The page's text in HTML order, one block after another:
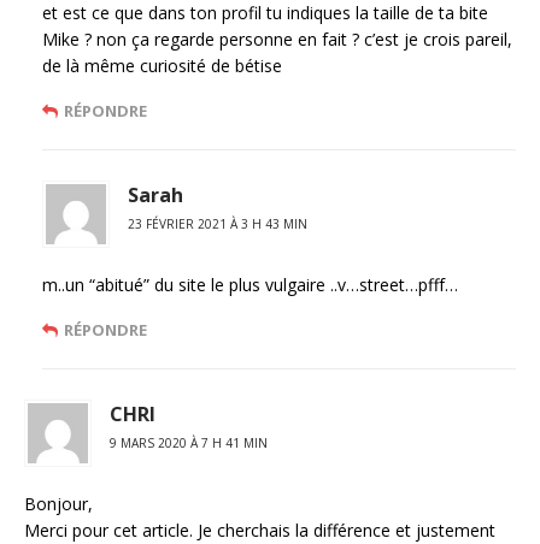
et est ce que dans ton profil tu indiques la taille de ta bite
Mike ? non ça regarde personne en fait ? c’est je crois pareil,
de là même curiosité de bétise
RÉPONDRE
Sarah
23 FÉVRIER 2021 À 3 H 43 MIN
m..un “abitué” du site le plus vulgaire ..v…street…pfff…
RÉPONDRE
CHRI
9 MARS 2020 À 7 H 41 MIN
Bonjour,
Merci pour cet article. Je cherchais la différence et justement